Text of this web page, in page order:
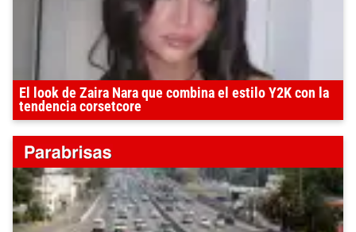
El look de Zaira Nara que combina el estilo Y2K con la
tendencia corsetcore